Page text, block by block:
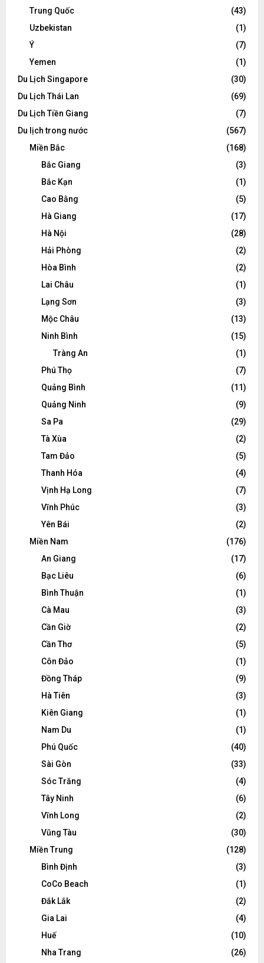
Trung Quốc
(43)
Uzbekistan
(1)
Ý
(7)
Yemen
(1)
Du Lịch Singapore
(30)
Du Lịch Thái Lan
(69)
Du Lịch Tiền Giang
(7)
Du lịch trong nước
(567)
Miền Bắc
(168)
Bắc Giang
(3)
Bắc Kạn
(1)
Cao Bằng
(5)
Hà Giang
(17)
Hà Nội
(28)
Hải Phòng
(2)
Hòa Bình
(2)
Lai Châu
(1)
Lạng Sơn
(3)
Mộc Châu
(13)
Ninh Bình
(15)
Tràng An
(1)
Phú Thọ
(7)
Quảng Bình
(11)
Quảng Ninh
(9)
Sa Pa
(29)
Tà Xùa
(2)
Tam Đảo
(5)
Thanh Hóa
(4)
Vịnh Hạ Long
(7)
Vĩnh Phúc
(3)
Yên Bái
(2)
Miền Nam
(176)
An Giang
(17)
Bạc Liêu
(6)
Bình Thuận
(1)
Cà Mau
(3)
Cần Giờ
(2)
Cần Thơ
(5)
Côn Đảo
(1)
Đồng Tháp
(9)
Hà Tiên
(3)
Kiên Giang
(1)
Nam Du
(1)
Phú Quốc
(40)
Sài Gòn
(33)
Sóc Trăng
(4)
Tây Ninh
(6)
Vĩnh Long
(2)
Vũng Tàu
(30)
Miền Trung
(128)
Bình Định
(3)
CoCo Beach
(1)
Đắk Lắk
(2)
Gia Lai
(4)
Huế
(10)
Nha Trang
(26)